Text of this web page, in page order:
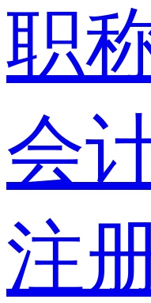
职
会
注